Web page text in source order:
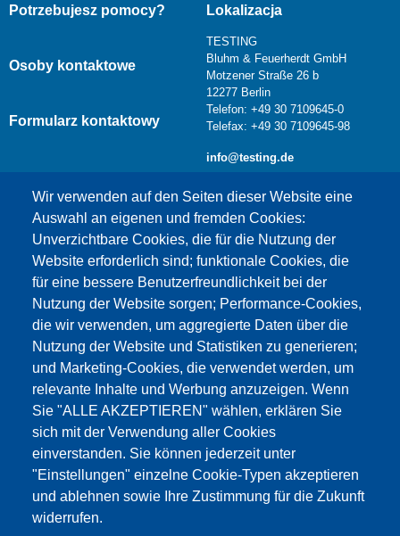
Wir verwenden auf den Seiten dieser Website eine
Auswahl an eigenen und fremden Cookies:
Unverzichtbare Cookies, die für die Nutzung der
Website erforderlich sind; funktionale Cookies, die
für eine bessere Benutzerfreundlichkeit bei der
Nutzung der Website sorgen; Performance-Cookies,
die wir verwenden, um aggregierte Daten über die
Nutzung der Website und Statistiken zu generieren;
und Marketing-Cookies, die verwendet werden, um
relevante Inhalte und Werbung anzuzeigen. Wenn
Sie "ALLE AKZEPTIEREN" wählen, erklären Sie
sich mit der Verwendung aller Cookies
einverstanden. Sie können jederzeit unter
"Einstellungen" einzelne Cookie-Typen akzeptieren
und ablehnen sowie Ihre Zustimmung für die Zukunft
widerrufen.
Potrzebujesz pomocy?
Osoby kontaktowe
Formularz kontaktowy
Lokalizacja
TESTING
Bluhm & Feuerherdt GmbH
Motzener Straße 26 b
12277 Berlin
Telefon: +49 30 7109645-0
Telefax: +49 30 7109645-98
info@testing.de
Dieser Inhalt ist blockiert, da die Google Maps
Cookies nicht akzeptiert wurden.
NUR DIE GOOGLE MAPS COOKIES
AKZEPTIEREN.
Alle Cookies akzeptieren